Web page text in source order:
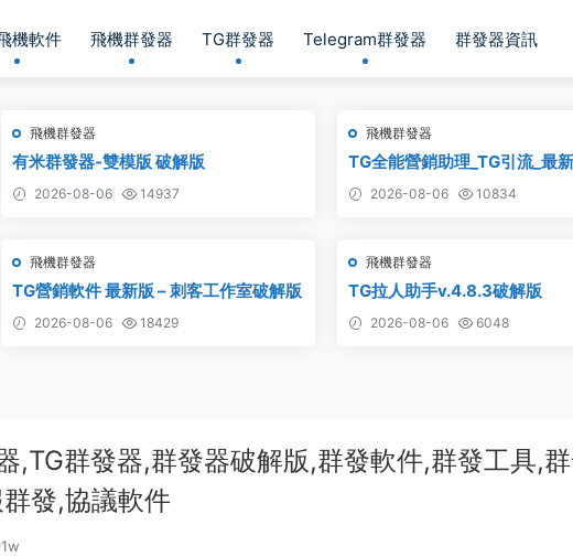
機軟件 飛機群發器 TG群發器 Telegram群發器 群發器資訊
飛機群發器
有米群發器-雙模版 破解版
2026-08-06 14937
飛機群發器
TG全能營銷助理_TG引流_最
2026-08-06 10834
飛機群發器
TG營銷軟件 最新版 – 刺客工作室破解版
2026-08-06 18429
飛機群發器
TG拉人助手v.4.8.3破解版
2026-08-06 6048
,TG群發器,群發器破解版,群發軟件,群發工具,
發,協議軟件